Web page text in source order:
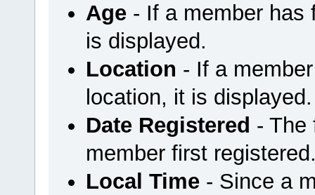
Age- If a member has
is displayed.
Location - If a
location, it is displayed.
Date Registered - The
member first
Local Time- Since a